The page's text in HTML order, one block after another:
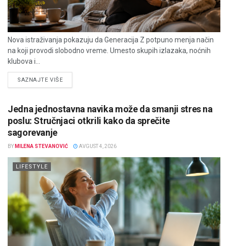
Nova istraživanja pokazuju da Generacija Z potpuno menja način
na koji provodi slobodno vreme. Umesto skupih izlazaka, noćnih
klubova i...
SAZNAJTE VIŠEDETAILS
Jedna jednostavna navika može da smanji stres na
poslu: Stručnjaci otkrili kako da sprečite
sagorevanje
BY MILENA STEVANOVIĆ AVGUST 4, 2026
LIFESTYLE